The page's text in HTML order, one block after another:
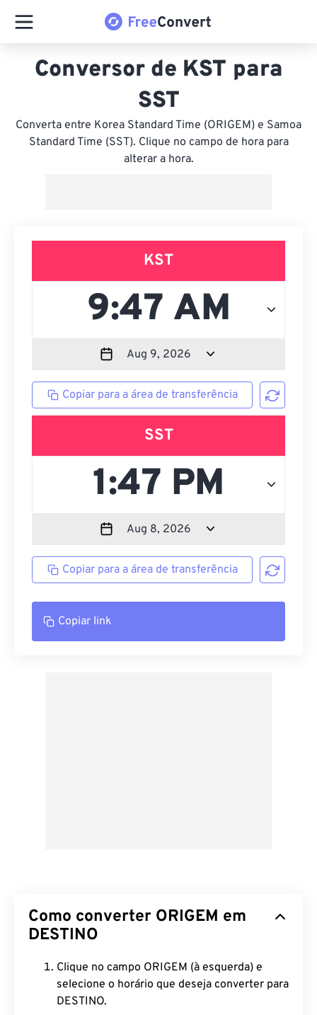
Conversor de KST para
SST
Converta entre Korea Standard Time (ORIGEM) e Samoa
Standard Time (SST). Clique no campo de hora para
alterar a hora.
KST
Copiar para a área de transferência
SST
Copiar para a área de transferência
Copiar link
Como converter ORIGEM em
DESTINO
Clique no campo ORIGEM (à esquerda) e
selecione o horário que deseja converter para
DESTINO.